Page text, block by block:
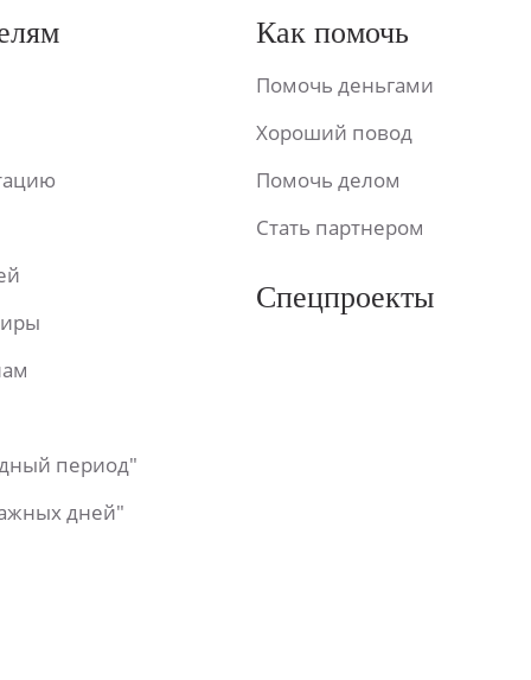
период"
дней"
Как помочь
Помочь деньгами
Хороший повод
Помочь делом
Стать партнером
Спецпроекты